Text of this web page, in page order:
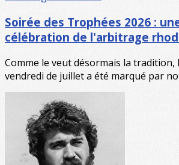
Soirée des Trophées 2026 :
célébration de l'arbitrage
Comme le veut désormais la tradition,
vendredi de juillet a été marqué par